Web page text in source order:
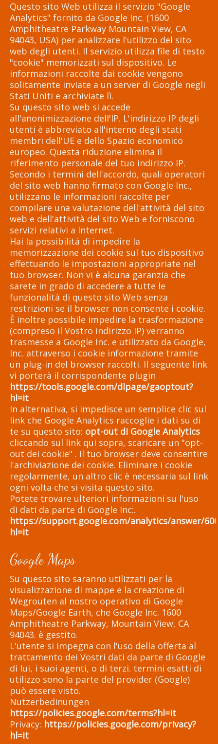
Questo sito Web utilizza il servizio "Google
Analytics" fornito da Google Inc. (1600
Amphitheatre Parkway Mountain View, CA
94043, USA) per analizzare l'utilizzo del sito
web degli utenti. Il servizio utilizza file di testo
"cookie" memorizzati sul dispositivo. Le
informazioni raccolte dai cookie vengono
solitamente inviate a un server di Google negli
Stati Uniti e archiviate lì.
Su questo sito web si accede
all'anonimizzazione dell'IP. L'indirizzo IP degli
utenti è abbreviato all'interno degli stati
membri dell'UE e dello Spazio economico
europeo. Questa riduzione elimina il
riferimento personale del tuo indirizzo IP.
Secondo i termini dell'accordo, quali operatori
del sito web hanno firmato con Google Inc.,
utilizzano le informazioni raccolte per
compilare una valutazione dell'attività del sito
web e dell'attività del sito Web e forniscono
servizi relativi a Internet.
Hai la possibilità di impedire la
memorizzazione dei cookie sul tuo dispositivo
effettuando le impostazioni appropriate nel
tuo browser. Non vi è alcuna garanzia che
sarete in grado di accedere a tutte le
funzionalità di questo sito Web senza
restrizioni se il browser non consente i cookie.
È inoltre possibile impedire la trasformazione
(compreso il Vostro indirizzo IP) verranno
trasmesse a Google Inc. e utilizzato da Google,
Inc. attraverso i cookie informazione tramite
un plug-in del browser raccolti. Il seguente link
vi porterà il corrispondente plugin
https://tools.google.com/dlpage/gaoptout?
hl=it
In alternativa, si impedisce un semplice clic sul
link che Google Analytics raccoglie i dati su di
te su questo sito: opt-out di Google Analytics
cliccando sul link qui sopra, scaricare un "opt-
out dei cookie" . Il tuo browser deve consentire
l'archiviazione dei cookie. Eliminare i cookie
regolarmente, un altro clic è necessaria sul link
ogni volta che si visita questo sito.
Potete trovare ulteriori informazioni su l'uso
di dati da parte di Google Inc:.
https://support.google.com/analytics/answer/
hl=it
Google Maps
Su questo sito saranno utilizzati per la
visualizzazione di mappe e la creazione di
Wegrouten al nostro operativo di Google
Maps/Google Earth, che Google Inc. 1600
Amphitheatre Parkway, Mountain View, CA
94043. è gestito.
L'utente si impegna con l'uso della offerta al
trattamento dei Vostri dati da parte di Google
di lui, i suoi agenti, o di terzi. termini esatti di
utilizzo sono la parte del provider (Google)
può essere visto.
Nutzerbedinungen
https://policies.google.com/terms?hl=it
Privacy: https://policies.google.com/privacy?
hl=it